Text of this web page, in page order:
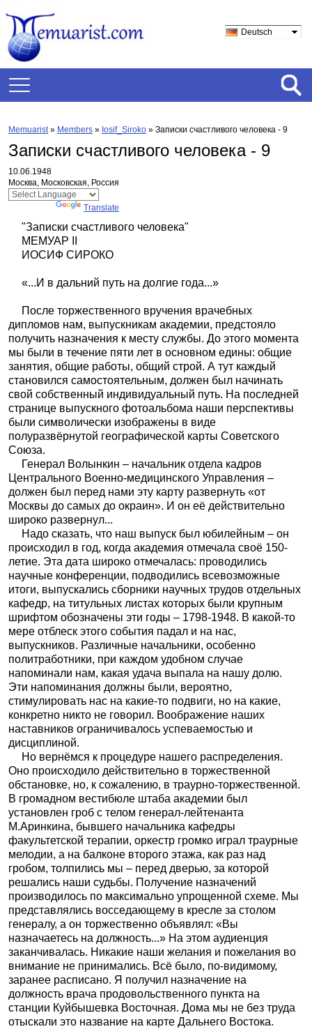
Deutsch
Memuarist» Members » Iosif_Siroko » Записки счастливого человека - 9
Записки счастливого человека - 9
10.06.1948
Москва, Московская, Россия
Translate
"Записки счастливого человека"
МЕМУАР II
ИОСИФ СИРОКО
«...И в дальний путь на долгие года...»
После торжественного вручения врачебных
дипломов нам, выпускникам академии, предстояло
получить назначения к месту службы. До этого момента
мы были в течение пяти лет в основном едины: общие
занятия, общие работы, общий строй. А тут каждый
становился самостоятельным, должен был начинать
свой собственный индивидуальный путь. На последней
странице выпускного фотоальбома наши перспективы
были символически изображены в виде
полуразвёрнутой географической карты Советского
Союза.
Генерал Волынкин – начальник отдела кадров
Центрального Военно-медицинского Управления –
должен был перед нами эту карту развернуть «от
Москвы до самых до окраин». И он её действительно
широко развернул...
Надо сказать, что наш выпуск был юбилейным – он
происходил в год, когда академия отмечала своё 150-
летие. Эта дата широко отмечалась: проводились
научные конференции, подводились всевозможные
итоги, выпускались сборники научных трудов отдельных
кафедр, на титульных листах которых были крупным
шрифтом обозначены эти годы – 1798-1948. В какой-то
мере отблеск этого события падал и на нас,
выпускников. Различные начальники, особенно
политработники, при каждом удобном случае
напоминали нам, какая удача выпала на нашу долю.
Эти напоминания должны были, вероятно,
стимулировать нас на какие-то подвиги, но на какие,
конкретно никто не говорил. Воображение наших
наставников ограничивалось успеваемостью и
дисциплиной.
Но вернёмся к процедуре нашего распределения.
Оно происходило действительно в торжественной
обстановке, но, к сожалению, в траурно-торжественной.
В громадном вестибюле штаба академии был
установлен гроб с телом генерал-лейтенанта
М.Аринкина, бывшего начальника кафедры
факультетской терапии, оркестр громко играл траурные
мелодии, а на балконе второго этажа, как раз над
гробом, толпились мы – перед дверью, за которой
решались наши судьбы. Получение назначений
производилось по максимально упрощенной схеме. Мы
представлялись восседающему в кресле за столом
генералу, а он торжественно объявлял: «Вы
назначаетесь на должность...» На этом аудиенция
заканчивалась. Никакие наши желания и пожелания во
внимание не принимались. Всё было, по-видимому,
заранее расписано. Я получил назначение на
должность врача продовольственного пункта на
станции Куйбышевка Восточная. Дома мы не без труда
отыскали это название на карте Дальнего Востока.